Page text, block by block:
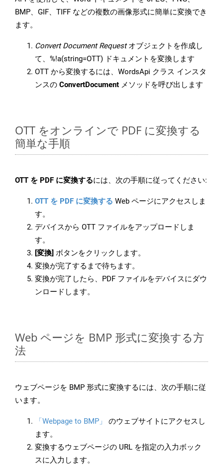
BMP、GIF、TIFF などの複数の画像形式に簡単に変換でき
ます。
Convert Document Requestオブジェクトを作成し
て、%!a(string=OTT) ドキュメントを変換します
OTT から変換するには、WordsApi クラス インスタ
ンスの ConvertDocument メソッドを呼び出します
OTT をオンラインで PDF に変換する
簡単な手順
OTT を PDF に変換するには、次の手順に従ってください:
OTT を PDF に変換する Web ページにアクセスしま
す。
デバイスから OTT ファイルをアップロードしま
す。
[変換] ボタンをクリックします。
変換が完了するまで待ちます。
変換が完了したら、PDF ファイルをデバイスにダウ
ンロードします。
Web ページを BMP 形式に変換する方
法
ウェブページを BMP 形式に変換するには、次の手順に従
います。
「Webpage to BMP」
のウェブサイトにアクセスし
ます。
変換するウェブページの URL を指定の入力ボック
スに入力します。